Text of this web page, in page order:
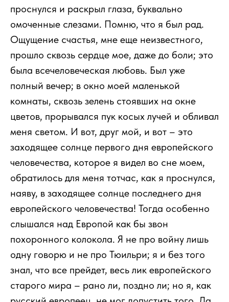
проснулся и раскрыл глаза, буквально
омоченные слезами. Помню, что я был рад.
Ощущение счастья, мне еще неизвестного,
прошло сквозь сердце мое, даже до боли; это
была всечеловеческая любовь. Был уже
полный вечер; в окно моей маленькой
комнаты, сквозь зелень стоявших на окне
цветов, прорывался пук косых лучей и обливал
меня светом. И вот, друг мой, и вот – это
заходящее солнце первого дня европейского
человечества, которое я видел во сне моем,
обратилось для меня тотчас, как я проснулся,
наяву, в заходящее солнце последнего дня
европейского человечества! Тогда особенно
слышался над Европой как бы звон
похоронного колокола. Я не про войну лишь
одну говорю и не про Тюильри; я и без того
знал, что все прейдет, весь лик европейского
старого мира – рано ли, поздно ли; но я, как